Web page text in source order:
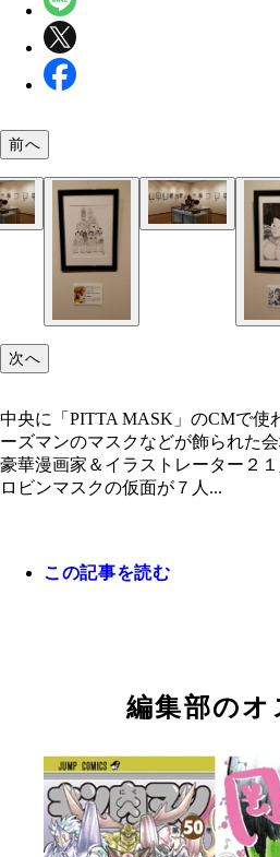
中央に「PITTA MASK
ウォーズマンのマスク
とともに超豪華漫画家
ストが展示された
週プレNEWSで『たい
つの丸先生が描いた『
ワールド全開だが、下
生の画ならいつでも描
「PITTA MASK」のCM
ズマンが飾られた会場
一声で集まった超豪華
人のイラスト
『週刊ヤングジャンプ
ズ』貴家悠・橘賢一両
実現した！！（ｃ）貴
今回イラストを描いて
『東京シャッターガー
一先生とゆでたまご・
『キン肉マン』の新シ
の名シーンや表紙など
に観ていて、なかなか
『週刊少年ジャンプ』
生作品。やはりウルフ
前へ
次へ
中央に「PITTA MASK」のCMで使
ーズマンのマスクなどが飾られた
豪華漫画家＆イラストレーター２
ロビンマスクの仮面が７人...
この記事を読む
編集部のオ